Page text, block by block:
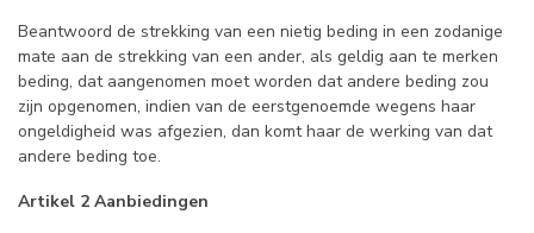
Beantwoord de strekking van een nietig beding in een zodanige
mate aan de strekking van een ander, als geldig aan te merken
beding, dat aangenomen moet worden dat andere beding zou
zijn opgenomen, indien van de eerstgenoemde wegens haar
ongeldigheid was afgezien, dan komt haar de werking van dat
andere beding toe.
Artikel 2 Aanbiedingen